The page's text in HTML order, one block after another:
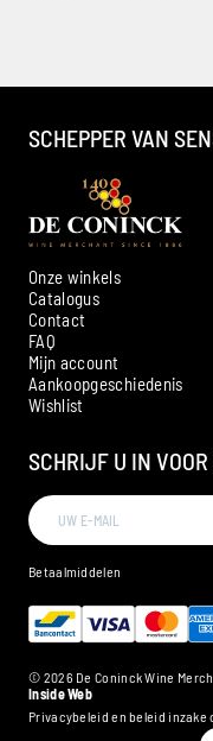
Onze winkels
Catalogus
Contact
FAQ
Mijn account
Aankoopgeschiedenis
Wishlist
SCHRIJF U IN
SCHEPPER VAN
Betaalmiddelen
© 2026 De Coninck Wine
Inside Web
Privacybeleid en beleid inzake